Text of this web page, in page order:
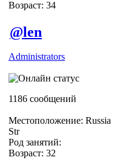
Возраст: 34
@len
Administrators
1186 сообщений
Местоположение: Russia
Str
Род занятий:
Возраст: 32